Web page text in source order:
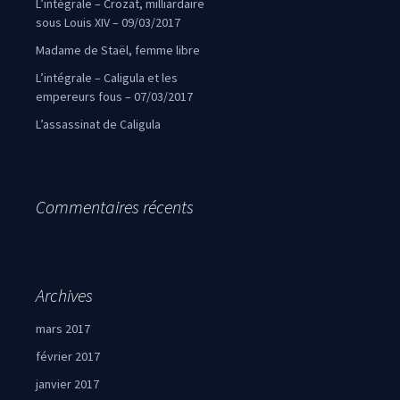
L’intégrale – Crozat, milliardaire
sous Louis XIV – 09/03/2017
Madame de Staël, femme libre
L’intégrale – Caligula et les
empereurs fous – 07/03/2017
L’assassinat de Caligula
Commentaires récents
Archives
mars 2017
février 2017
janvier 2017